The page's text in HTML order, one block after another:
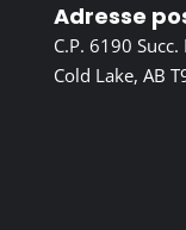
Adresse
C.P. 6190 Succ.
Cold Lake, AB